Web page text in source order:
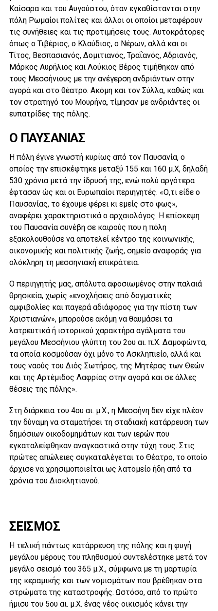
Καίσαρα και του Aυγούστου, όταν εγκαθίστανται στην
πόλη Pωμαίοι πολίτες και άλλοι οι οποίοι μεταφέρουν
τις συνήθειες και τις προτιμήσεις τους. Αυτοκράτορες
όπως ο Τιβέριος, ο Κλαύδιος, ο Νέρων, αλλά και οι
Τίτος, Βεσπασιανός, Δομιτιανός, Τραΐανός, Αδριανός,
Μάρκος Αυρήλιος και Λούκιος Βέρος τιμήθηκαν από
τους Μεσσήνιους με την ανέγερση ανδριάντων στην
αγορά και στο θέατρο. Ακόμη και τον Σύλλα, καθώς και
τον στρατηγό του Μουρήνα, τίμησαν με ανδριάντες οι
ευπατρίδες της πόλης.
O ΠΑΥΣΑΝΙΑΣ
Η πόλη έγινε γνωστή κυρίως από τον Παυσανία, ο
οποίος την επισκέφτηκε μεταξύ 155 και 160 μ.Χ, δηλαδή
530 χρόνια μετά την ίδρυσή της, ενώ πολύ αργότερα
έφτασαν ώς και οι Ευρωπαίοι περιηγητές. «Ο,τι είδε ο
Παυσανίας, το έχουμε φέρει κι εμείς στο φως»,
αναφέρει χαρακτηριστικά ο αρχαιολόγος. Η επίσκεψη
του Παυσανία συνέβη σε καιρούς που η πόλη
εξακολουθούσε να αποτελεί κέντρο της κοινωνικής,
οικονομικής και πολιτικής ζωής, σημείο αναφοράς για
ολόκληρη τη μεσσηνιακή επικράτεια.
O περιηγητής μας, απόλυτα αφοσιωμένος στην παλαιά
θρησκεία, χωρίς «ενοχλήσεις από δογματικές
αμφιβολίες και παγερά αδιάφορος για την πίστη των
Χριστιανών», μπορούσε ακόμη να θαυμάσει τα
λατρευτικά ή ιστορικού χαρακτήρα αγάλματα του
μεγάλου Mεσσήνιου γλύπτη του 2ου αι. π.X. Δαμοφώντα,
τα οποία κοσμούσαν όχι μόνο το Aσκληπιείο, αλλά και
τους ναούς του Διός Σωτήρος, της Mητέρας των Θεών
και της Aρτέμιδος Λαφρίας στην αγορά και σε άλλες
θέσεις της πόλης».
Στη διάρκεια του 4ου αι. μ.Χ., η Μεσσήνη δεν είχε πλέον
την δύναμη να σταματήσει τη σταδιακή κατάρρευση των
δημόσιων οικοδομημάτων και των ιερών που
εγκαταλείφθηκαν αναγκαστικά στην τύχη τους. Στις
πρώτες απώλειες συγκαταλέγεται το Θέατρο, το οποίο
άρχισε να χρησιμοποιείται ως λατομείο ήδη από τα
χρόνια του Διοκλητιανού.
ΣΕΙΣΜΟΣ
Η τελική πάντως κατάρρευση της πόλης και η φυγή
μεγάλου μέρους του πληθυσμού συντελέστηκε μετά τον
μεγάλο σεισμό του 365 μ.Χ., σύμφωνα με τη μαρτυρία
της κεραμικής και των νομισμάτων που βρέθηκαν στα
στρώματα της καταστροφής. Ωστόσο, από το πρώτο
ήμισυ του 5ου αι. μ.Χ. ένας νέος οικισμός κάνει την